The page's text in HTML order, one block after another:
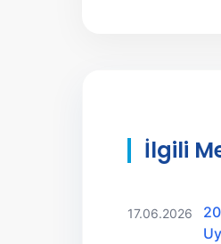
İlgili
17.06.2026